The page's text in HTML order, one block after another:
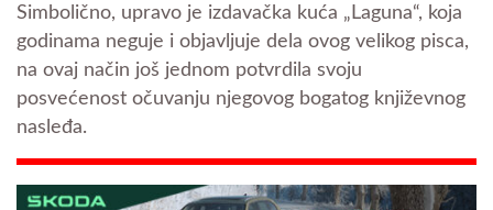
Simbolično, upravo je izdavačka kuća „Laguna“, koja
godinama neguje i objavljuje dela ovog velikog pisca,
na ovaj način još jednom potvrdila svoju
posvećenost očuvanju njegovog bogatog književnog
nasleđa.